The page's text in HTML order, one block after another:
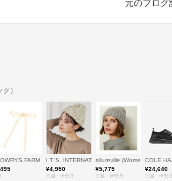
元のブログ
）
ズ
FARM
I.T.'S. INTERNATIONAL (Women)/イッツイン
¥4,950
三越・伊勢丹
allureville (Women)/アルア
¥5,775
三越・伊勢丹
COLE
¥24,640
三越・伊勢丹